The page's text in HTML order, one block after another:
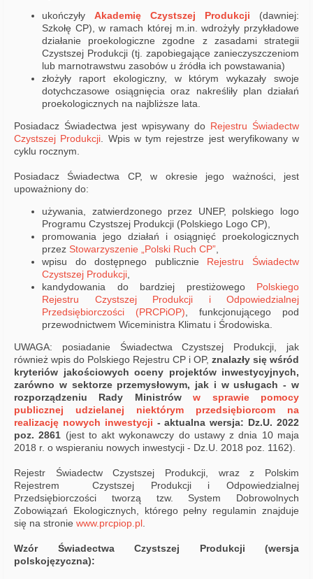
ukończyły Akademię Czystszej Produkcji (dawniej:
Szkołę CP), w ramach której m.in. wdrożyły przykładowe
działanie proekologiczne zgodne z zasadami strategii
Czystszej Produkcji (tj. zapobiegające zanieczyszczeniom
lub marnotrawstwu zasobów u źródła ich powstawania)
złożyły raport ekologiczny, w którym wykazały swoje
dotychczasowe osiągnięcia oraz nakreśliły plan działań
proekologicznych na najbliższe lata.
Posiadacz Świadectwa jest wpisywany do Rejestru Świadectw
Czystszej Produkcji . Wpis w tym rejestrze jest weryfikowany w
cyklu rocznym.
Posiadacz Świadectwa CP, w okresie jego ważności, jest
upoważniony do:
używania, zatwierdzonego przez UNEP, polskiego logo
Programu Czystszej Produkcji (Polskiego Logo CP),
promowania jego działań i osiągnięć proekologicznych
przez Stowarzyszenie „Polski Ruch CP”
wpisu do dostępnego publicznie Rejestru Świadectw
Czystszej Produkcji
kandydowania do bardziej prestiżowego Polskiego
Rejestru Czystszej Produkcji i Odpowiedzialnej
Przedsiębiorczości (PRCPiOP) , funkcjonującego pod
przewodnictwem Wiceministra Klimatu i Środowiska.
UWAGA: posiadanie Świadectwa Czystszej Produkcji, jak
również wpis do Polskiego Rejestru CP i OP, znalazły się wśród
kryteriów jakościowych oceny projektów inwestycyjnych,
zarówno w sektorze przemysłowym, jak i w usługach - w
rozporządzeniu Rady Ministróww sprawie pomocy
publicznej udzielanej niektórym przedsiębiorcom na
realizację nowych inwestycji - aktualna wersja: Dz.U. 2022
poz. 2861 (jest to akt wykonawczy do ustawy z dnia 10 maja
2018 r. o wspieraniu nowych inwestycji - Dz.U. 2018 poz. 1162).
Rejestr Świadectw Czystszej Produkcji, wraz z Polskim
Rejestrem Czystszej Produkcji i Odpowiedzialnej
Przedsiębiorczości tworzą tzw. System Dobrowolnych
Zobowiązań Ekologicznych, którego pełny regulamin znajduje
się na stronie www.prcpiop.pl
Wzór Świadectwa Czystszej Produkcji (wersja
polskojęzyczna):